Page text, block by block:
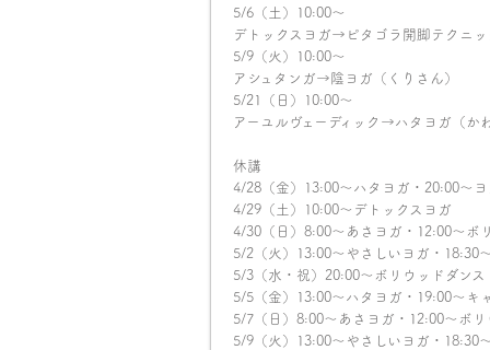
5/6（土）10:00〜
デトックスヨガ→ピタゴラ開脚テクニッ
5/9（火）10:00〜
アシュタンガ→陰ヨガ（くりさん）
5/21（日）10:00〜
アーユルヴェーディック→ハタヨガ（か
休講
4/28（金）13:00〜ハタヨガ・20:00〜
4/29（土）10:00〜デトックスヨガ
4/30（日）8:00〜あさヨガ・12:00〜ボ
5/2（火）13:00〜やさしいヨガ・18:30
5/3（水・祝）20:00〜ボリウッドダンス
5/5（金）13:00〜ハタヨガ・19:00〜キ
5/7（日）8:00〜あさヨガ・12:00〜ボリ
5/9（火）13:00〜やさしいヨガ・18:30